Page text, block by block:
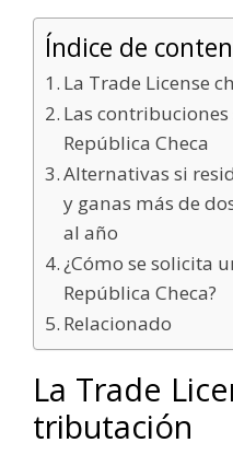
Índice de
La Trade License
Las contribuciones
República Checa
Alternativas si
y ganas más de
al año
¿Cómo se solicita
República Checa?
Relacionado
La Trade
tributación